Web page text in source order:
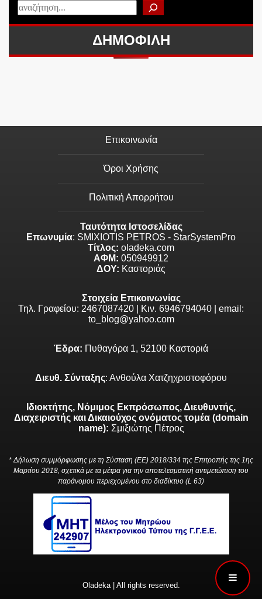
ΔΗΜΟΦΙΛΗ
Επικοινωνία
Όροι Χρήσης
Πολιτική Απορρήτου
Ταυτότητα Ιστοσελίδας
Επωνυμία: SMIXIOTIS PETROS - StarSystemPro
Τίτλος: oladeka.com
ΑΦΜ: 050949912
ΔΟΥ: Καστοριάς
Στοιχεία Επικοινωνίας
Τηλ. Γραφείου: 2467087420 | Κιν. 6946794040 | email:
to_blog@yahoo.com
Έδρα: Πυθαγόρα 1, 52100 Καστοριά
Διευθ. Σύνταξης: Ανθούλα Χατζηχριστοφόρου
Ιδιοκτήτης, Νόμιμος Εκπρόσωπος, Διευθυντής,
Διαχειριστής και Δικαιούχος ονόματος τομέα (domain
name): Σμιξιώτης Πέτρος
* Δήλωση συμμόρφωσης με τη Σύσταση (ΕΕ) 2018/334 της Επιτροπής της 1ης
Μαρτίου 2018, σχετικά με τα μέτρα για την αποτελεσματική αντιμετώπιση του
παράνομου περιεχομένου στο διαδίκτυο (L 63)
Oladeka | All rights reserved.